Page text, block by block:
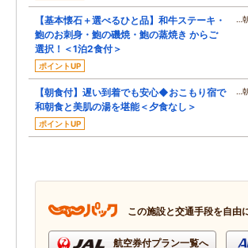
【基本懐石＋選べるひと品】和牛ステーキ・
鮑のお刺身・鮑の磯焼・鮑の蒸焼き からご
選択！＜1泊2食付＞
ポイントUP
…
【朝食付】遅い到着でも安心◆おこもり宿で
和朝食と美肌の湯を堪能＜夕食なし＞
ポイントUP
…
この施設と交通手段を自由
航空券付プラン一覧へ